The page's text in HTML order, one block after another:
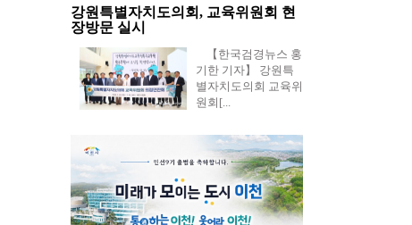
강원특별자치도의회, 교육위원회 현
장방문 실시
【한국검경뉴스 홍
기한 기자】 강원특
별자치도의회 교육위
원회[...